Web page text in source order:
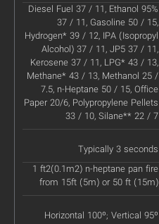
Diesel Fuel 37 / 11, Ethanol 95%
37 / 11, Gasoline 50 / 15,
Hydrogen* 39 / 12, IPA (Isopropyl
Alcohol) 37 / 11, JP5 37 / 11,
Kerosene 37 / 11, LPG* 43 / 13,
Methane* 43 / 13, Methanol 25 /
7.5, n-Heptane 50 / 15, Office
Paper 20/6, Polypropylene Pellets
33 / 10, Silane** 22 / 7
Typically 3 seconds
1 ft2(0.1m2) n-heptane pan fire
from 15ft (5m) or 50 ft (15m)
Horizontal 100º; Vertical 95º